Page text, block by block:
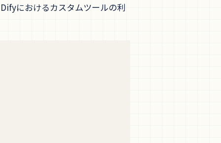
におけるカスタムツールの利